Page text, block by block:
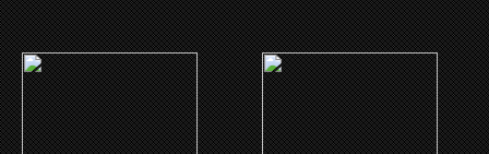
(2024)
Mufasa: Le Roi Lion
(2017)
Blade Runner 2049